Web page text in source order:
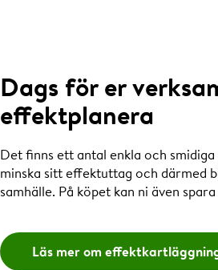
Dags för er
effektplanera
Det finns ett antal enkla och
minska sitt effektuttag och därmed
samhälle. På köpet kan ni även
Läs mer om